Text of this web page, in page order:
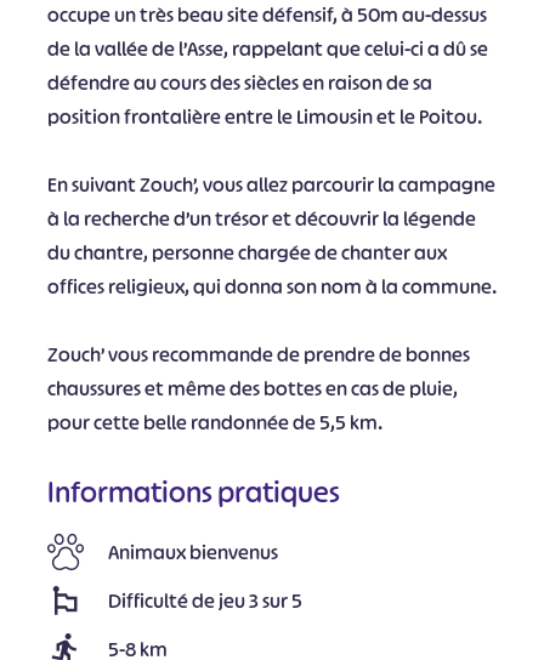
occupe un très beau site défensif, à 50m au-dessus
de la vallée de l’Asse, rappelant que celui-ci a dû se
défendre au cours des siècles en raison de sa
position frontalière entre le Limousin et le Poitou.
En suivant Zouch’, vous allez parcourir la campagne
à la recherche d’un trésor et découvrir la légende
du chantre, personne chargée de chanter aux
offices religieux, qui donna son nom à la commune.
Zouch’ vous recommande de prendre de bonnes
chaussures et même des bottes en cas de pluie,
pour cette belle randonnée de 5,5 km.
Informations pratiques
Animaux bienvenus
Difficulté de jeu 3 sur 5
5-8 km